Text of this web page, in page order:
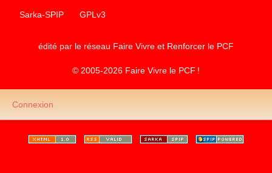
Sarka-SPIP GPLv3
édité par le réseau Faire Vivre et Renforcer le PCF
© 2005-2026 Faire Vivre le PCF !
Connexion